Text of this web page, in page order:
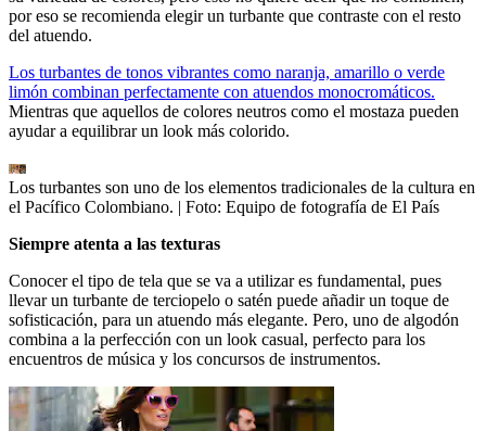
por eso se recomienda elegir un turbante que contraste con el resto
del atuendo.
Los turbantes de tonos vibrantes como naranja, amarillo o verde
limón combinan perfectamente con atuendos monocromáticos.
Mientras que aquellos de colores neutros como el mostaza pueden
ayudar a equilibrar un look más colorido.
Los turbantes son uno de los elementos tradicionales de la cultura en
el Pacífico Colombiano. | Foto: Equipo de fotografía de El País
Siempre atenta a las texturas
Conocer el tipo de tela que se va a utilizar es fundamental, pues
llevar un turbante de terciopelo o satén puede añadir un toque de
sofisticación, para un atuendo más elegante. Pero, uno de algodón
combina a la perfección con un look casual, perfecto para los
encuentros de música y los concursos de instrumentos.